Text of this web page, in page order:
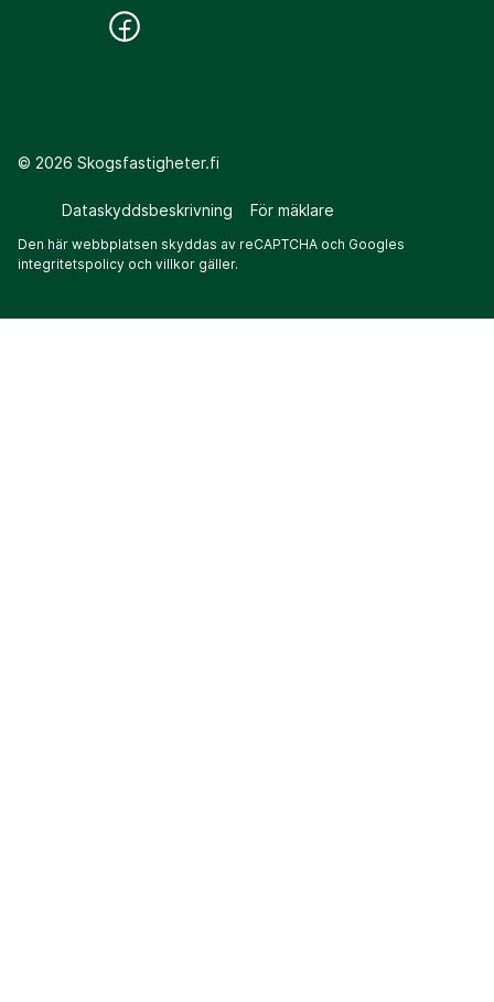
© 2026 Skogsfastigheter.fi
Dataskyddsbeskrivning För mäklare
Den här webbplatsen skyddas av reCAPTCHA och Googles
integritetspolicy och villkor gäller.